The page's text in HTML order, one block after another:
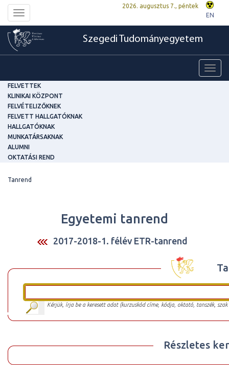
Toggle
navigation
2026. augusztus 7., péntek
EN
Szegedi Tudományegyetem
FELVETTEK
KLINIKAI KÖZPONT
FELVÉTELIZŐKNEK
FELVETT HALLGATÓKNAK
HALLGATÓKNAK
MUNKATÁRSAKNAK
ALUMNI
OKTATÁSI REND
Tanrend
Egyetemi tanrend
2017-2018-1. félév ETR-tanrend
Kérjük, írja be a keresett adat (kurzuskód címe, kódja, oktató, tanszék,
Részletes